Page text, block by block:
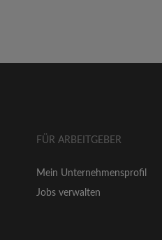
FÜR ARBEITGEBER
Mein Unternehmensprofil
Jobs verwalten